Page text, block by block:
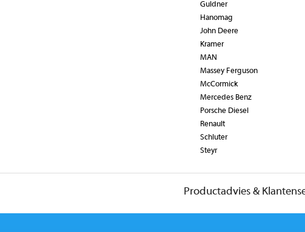
Guldner
Hanomag
John Deere
Kramer
MAN
Massey Ferguson
McCormick
Mercedes Benz
Porsche Diesel
Renault
Schluter
Steyr
Productadvies &